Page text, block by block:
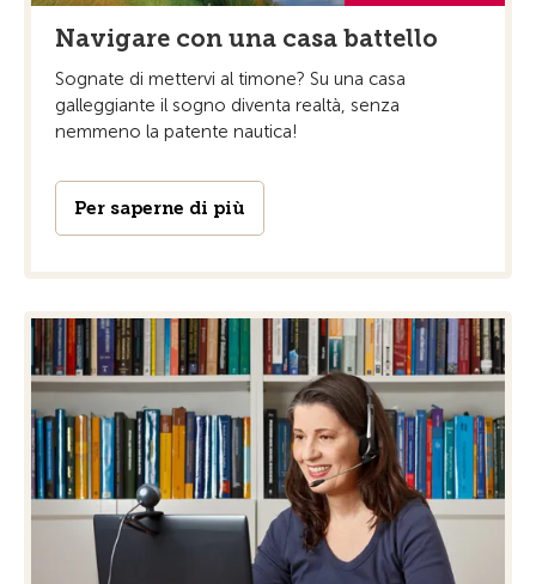
Navigare con una casa battello
Sognate di mettervi al timone? Su una casa
galleggiante il sogno diventa realtà, senza
nemmeno la patente nautica!
Per saperne di più